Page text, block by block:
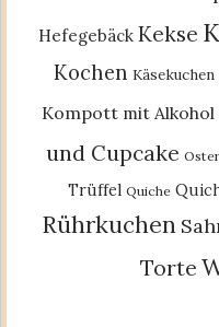
Hefegebäck Kekse
Kochen Käsekuchen
Kompott mit Alkohol
und Cupcake
Trüffel Quiche
Rührkuchen
Torte